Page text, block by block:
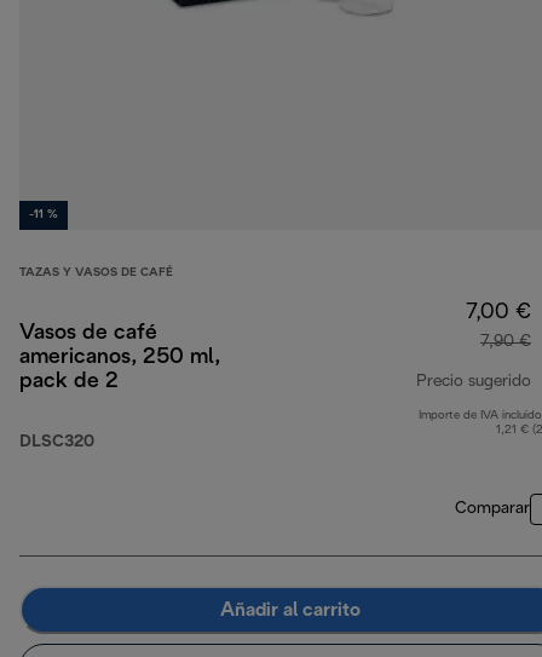
-11 %
TAZAS Y VASOS DE CAFÉ
Vasos de café
americanos, 250 ml,
pack de 2
DLSC320
7,00 €
7,90 €
Precio sugerido
Importe de IVA
1,21 €
Comparar
Añadir al carrito